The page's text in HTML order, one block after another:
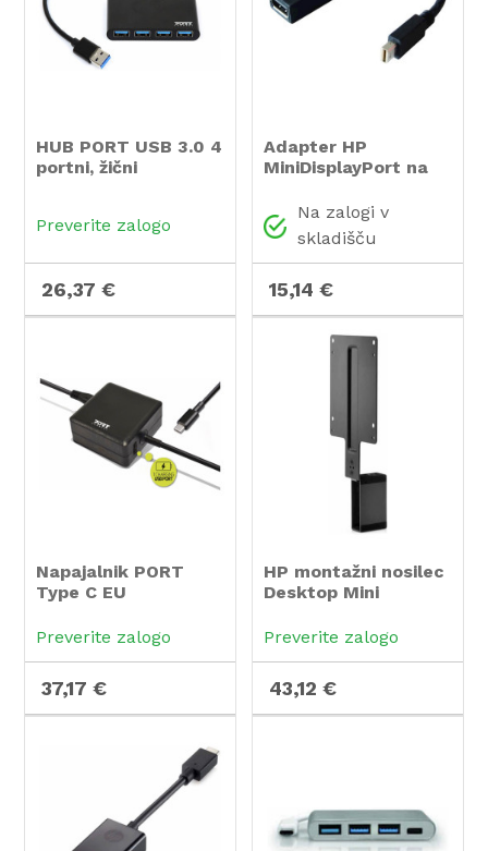
HUB PORT USB 3.0 4
portni, žični
Preverite zalogo
26,37 €
Adapter HP
MiniDisplayPort na
Na zalogi v
skladišču
15,14 €
Napajalnik PORT
Type C EU
Preverite zalogo
37,17 €
HP montažni nosilec
Desktop Mini
LCD zaslon 17
Preverite zalogo
43,12 €